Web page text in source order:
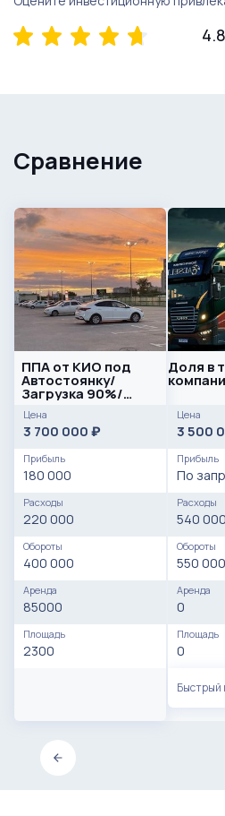
Сравнение
ППА от КИО под
Автостоянку/
Загрузка 90%/
Подведены
коммуникации
Цена
3 700 000 ₽
Прибыль
180 000
Расходы
220 000
Обороты
400 000
Аренда
85000
Площадь
2300
Доля в
Цена
3 500
Прибыль
По
Расходы
540 000
Обороты
550 000
Аренда
0
Площадь
0
Быстрый